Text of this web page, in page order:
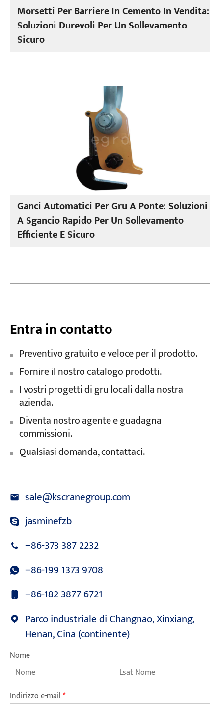
Morsetti Per Barriere In Cemento In Vendita:
Soluzioni Durevoli Per Un Sollevamento
Sicuro
Ganci Automatici Per Gru A Ponte: Soluzioni
A Sgancio Rapido Per Un Sollevamento
Efficiente E Sicuro
Entra in contatto
Preventivo gratuito e veloce per il prodotto.
Fornire il nostro catalogo prodotti.
I vostri progetti di gru locali dalla nostra
azienda.
Diventa nostro agente e guadagna
commissioni.
Qualsiasi domanda, contattaci.
sale@kscranegroup.com
jasminefzb
+86-373 387 2232
+86-199 1373 9708
+86-182 3877 6721
Parco industriale di Changnao, Xinxiang,
Henan, Cina (continente)
Nome
Indirizzo e-mail*